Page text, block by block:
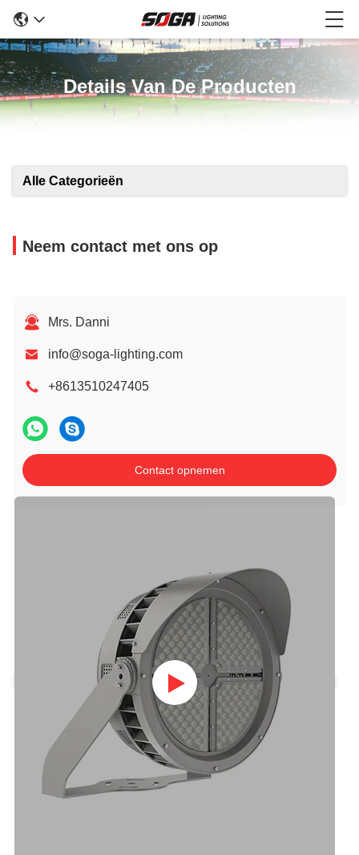
Details Van De Producten
Alle Categorieën
Neem contact met ons op
Mrs. Danni
info@soga-lighting.com
+8613510247405
Contact opnemen